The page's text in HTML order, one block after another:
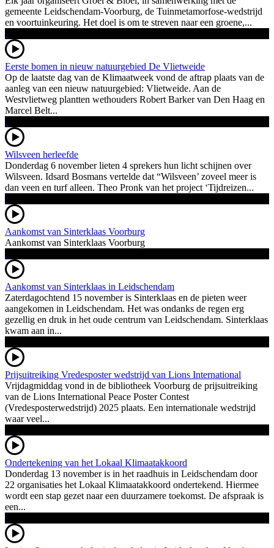
gemeente Leidschendam-Voorburg, de Tuinmetamorfose-wedstrijd
en voortuinkeuring. Het doel is om te streven naar een groene,...
Eerste bomen in nieuw natuurgebied De Vlietweide
Op de laatste dag van de Klimaatweek vond de aftrap plaats van de
aanleg van een nieuw natuurgebied: Vlietweide. Aan de
Westvlietweg plantten wethouders Robert Barker van Den Haag en
Marcel Belt...
Wilsveen herleefde
Donderdag 6 november lieten 4 sprekers hun licht schijnen over
Wilsveen. Idsard Bosmans vertelde dat “Wilsveen’ zoveel meer is
dan veen en turf alleen. Theo Pronk van het project ‘Tijdreizen...
Aankomst van Sinterklaas Voorburg
Aankomst van Sinterklaas Voorburg
Aankomst van Sinterklaas in Leidschendam
Zaterdagochtend 15 november is Sinterklaas en de pieten weer
aangekomen in Leidschendam. Het was ondanks de regen erg
gezellig en druk in het oude centrum van Leidschendam. Sinterklaas
kwam aan in...
Prijsuitreiking Vredesposter wedstrijd van Lions International
Vrijdagmiddag vond in de bibliotheek Voorburg de prijsuitreiking
van de Lions International Peace Poster Contest
(Vredesposterwedstrijd) 2025 plaats. Een internationale wedstrijd
waar veel...
Ondertekening van het Lokaal Klimaatakkoord
Donderdag 13 november is in het raadhuis in Leidschendam door
22 organisaties het Lokaal Klimaatakkoord ondertekend. Hiermee
wordt een stap gezet naar een duurzamere toekomst. De afspraak is
een...